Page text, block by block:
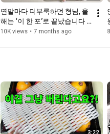
연말마다 더부룩하던 형님, 올
해는 ‘이 한 포’로 끝났습니다
(효소 공동구매)
10K views • 7 months ago